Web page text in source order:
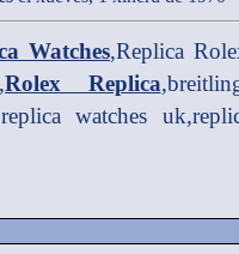
Watches,Replica
Rolex Replica
watches